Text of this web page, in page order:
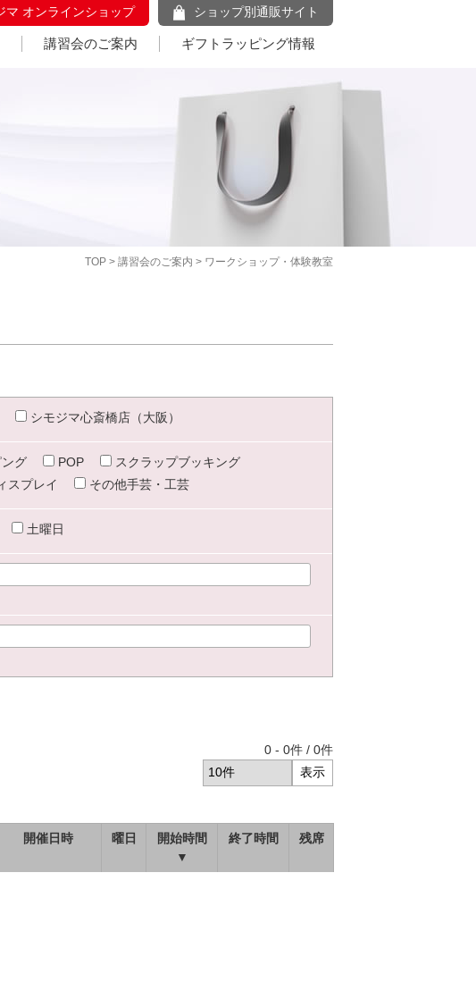
マ オンラインショップ ショップ別通販サイト
講習会のご案内 ギフトラッピング情報
TOP > 講習会のご案内 > ワークショップ・体験教室
シモジマ心斎橋店（大阪）
グ POP
スクラップブッキング
スプレイ その他手芸・工芸
土曜日
0 - 0件 / 0件
開催日時 曜日
開始時間
▼
終了時間 残席